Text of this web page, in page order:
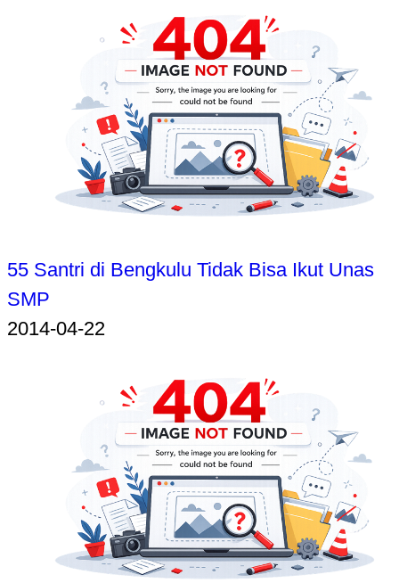
55 Santri di Bengkulu Tidak Bisa Ikut Unas
SMP
2014-04-22